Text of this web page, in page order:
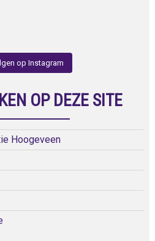
op Instagram
OP DEZE SITE
Hoogeveen